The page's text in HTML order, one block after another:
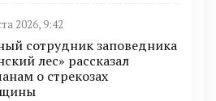
2026, 9:42
сотрудник заповедника
лес» рассказал
о стрекозах